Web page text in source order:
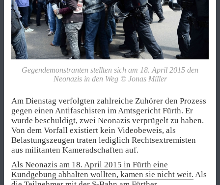
Gegendemonstranten stellten sich am 18. April 2015 den
Neonazis in den Weg © Jonas Miller
Am Dienstag verfolgten zahlreiche Zuhörer den Prozess
gegen einen Antifaschisten im Amtsgericht Fürth. Er
wurde beschuldigt, zwei Neonazis verprügelt zu haben.
Von dem Vorfall existiert kein Videobeweis, als
Belastungszeugen traten lediglich Rechtsextremisten
aus militanten Kameradschaften auf.
Als Neonazis am 18. April 2015 in Fürth eine
Kundgebung abhalten wollten, kamen sie nicht weit. Als